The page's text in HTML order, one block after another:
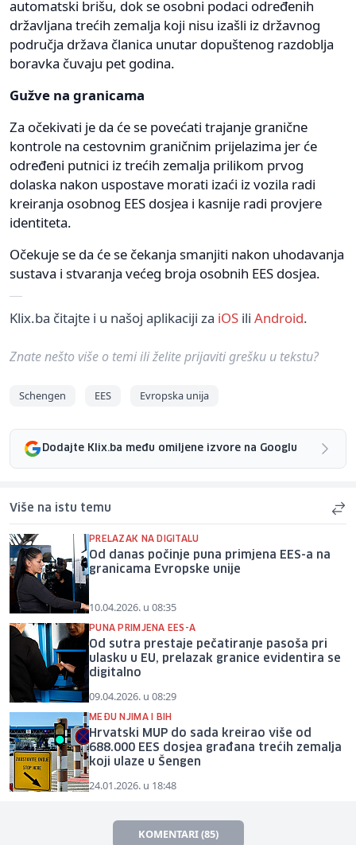
automatski brišu, dok se osobni podaci određenih
državljana trećih zemalja koji nisu izašli iz državnog
područja država članica unutar dopuštenog razdoblja
boravka čuvaju pet godina.
Gužve na granicama
Za očekivati je da će se povećati trajanje granične
kontrole na cestovnim graničnim prijelazima jer će
određeni putnici iz trećih zemalja prilikom prvog
dolaska nakon uspostave morati izaći iz vozila radi
kreiranja osobnog EES dosjea i kasnije radi provjere
identiteta.
Očekuje se da će se čekanja smanjiti nakon uhodavanja
sustava i stvaranja većeg broja osobnih EES dosjea.
Klix.ba čitajte i u našoj aplikaciji za iOS ili Android.
Znate nešto više o temi ili želite prijaviti grešku u tekstu?
Schengen EES Evropska unija
Dodajte Klix.ba među omiljene izvore na Googlu
Više na istu temu
PRELAZAK NA DIGITALU
Od danas počinje puna primjena EES-a na
granicama Evropske unije
10.04.2026. u 08:35
PUNA PRIMJENA EES-A
Od sutra prestaje pečatiranje pasoša pri
ulasku u EU, prelazak granice evidentira se
digitalno
09.04.2026. u 08:29
MEĐU NJIMA I BIH
Hrvatski MUP do sada kreirao više od
688.000 EES dosjea građana trećih zemalja
koji ulaze u Šengen
24.01.2026. u 18:48
KOMENTARI (85)